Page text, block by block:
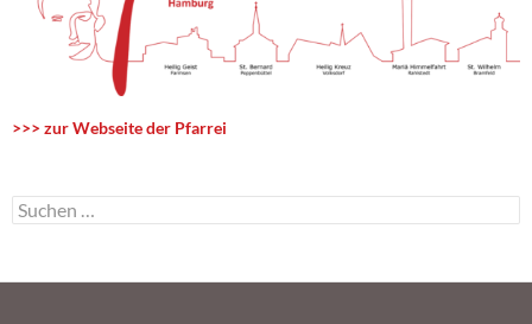
>>> zur Webseite der Pfarrei
S
u